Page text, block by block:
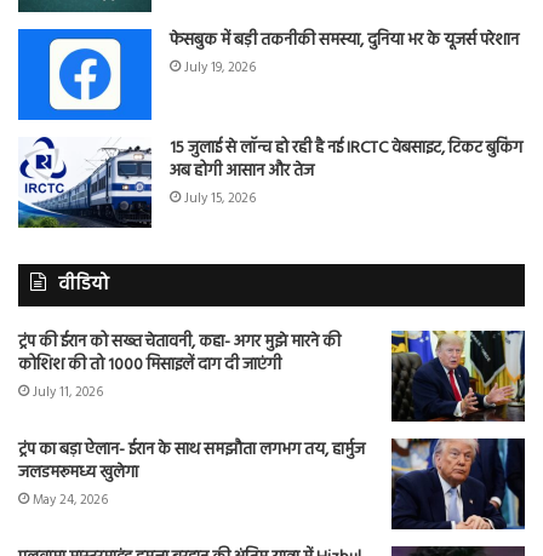
फेसबुक में बड़ी तकनीकी समस्या, दुनिया भर के यूजर्स परेशान
July 19, 2026
15 जुलाई से लॉन्च हो रही है नई IRCTC वेबसाइट, टिकट बुकिंग
अब होगी आसान और तेज
July 15, 2026
वीडियो
ट्रंप की ईरान को सख्त चेतावनी, कहा- अगर मुझे मारने की
कोशिश की तो 1000 मिसाइलें दाग दी जाएंगी
July 11, 2026
ट्रंप का बड़ा ऐलान- ईरान के साथ समझौता लगभग तय, हार्मुज
जलडमरूमध्य खुलेगा
May 24, 2026